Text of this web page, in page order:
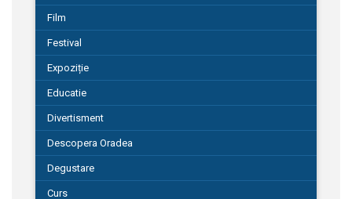
Film
Festival
Expoziție
Educatie
Divertisment
Descopera Oradea
Degustare
Curs